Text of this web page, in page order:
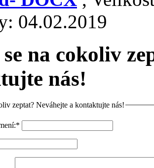
04.02.2019
se na cokoliv
nás!
zeptat? Neváhejte a kontaktujte nás!
*